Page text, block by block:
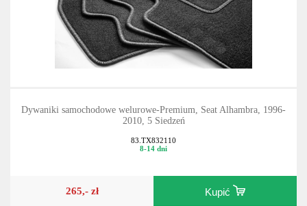
Dywaniki samochodowe welurowe-Premium, Seat Alhambra, 1996-
2010, 5 Siedzeń
83.TX832110
8-14 dni
265,- zł Kupić